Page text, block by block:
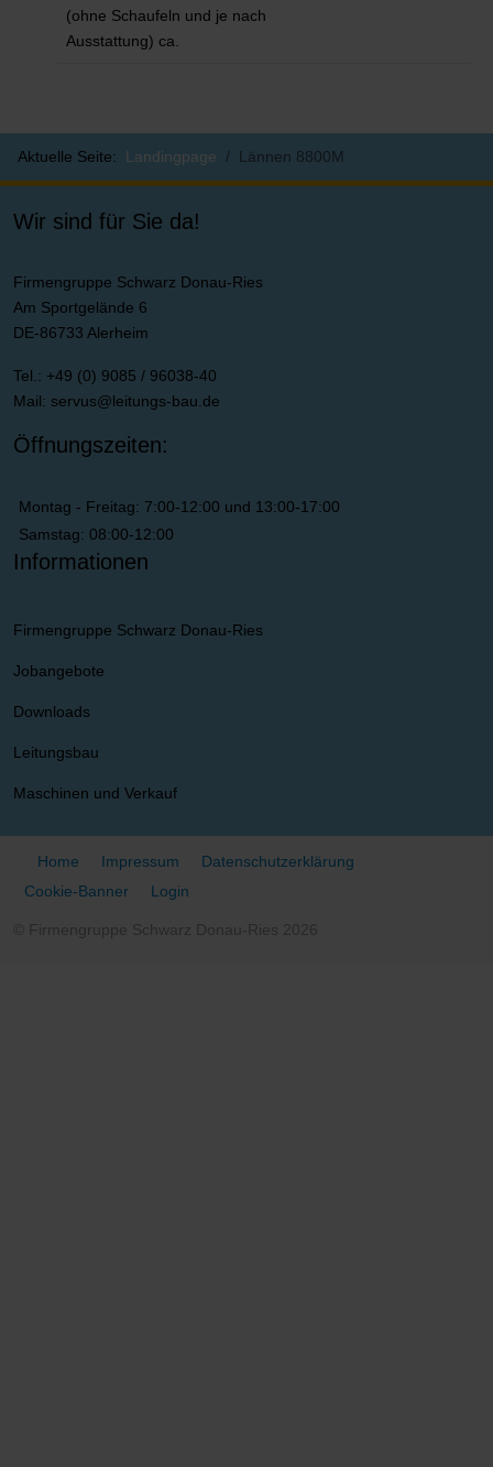
(ohne Schaufeln und je nach
Ausstattung) ca.
Aktuelle Seite: Landingpage Lännen 8800M
Wir sind für Sie da!
Firmengruppe Schwarz Donau-Ries
Am Sportgelände 6
DE-86733 Alerheim
Tel.: +49 (0) 9085 / 96038-40
Mail: servus@leitungs-bau.de
Öffnungszeiten:
Montag - Freitag: 7:00-12:00 und 13:00-17:00
Samstag: 08:00-12:00
Informationen
Firmengruppe Schwarz Donau-Ries
Jobangebote
Downloads
Leitungsbau
Maschinen und Verkauf
Home Impressum
Datenschutzerklärung
Cookie-Banner
Login
© Firmengruppe Schwarz Donau-Ries 2026